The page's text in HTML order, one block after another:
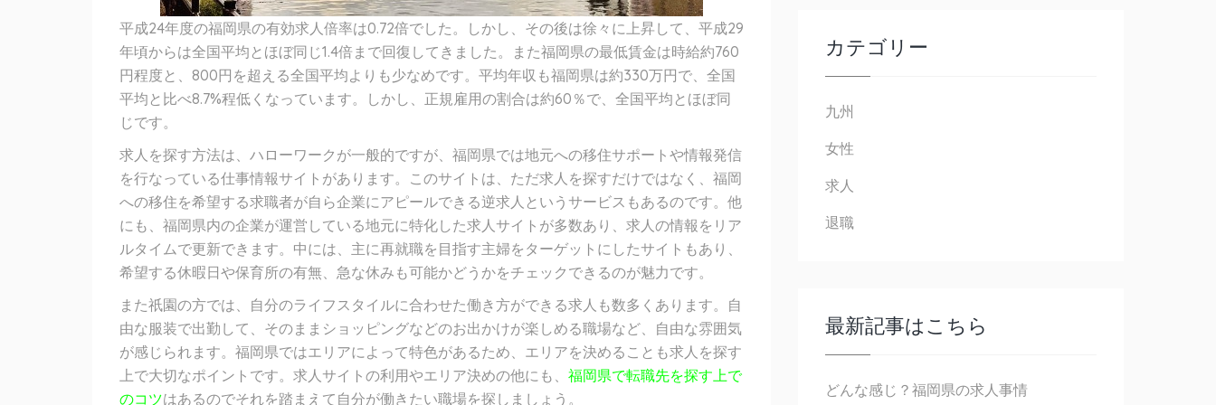
平成24年度の福岡県の有効求人倍率は0.72倍でした。しかし、その後は徐々に上昇して、平成29
年頃からは全国平均とほぼ同じ1.4倍まで回復してきました。また福岡県の最低賃金は時給約760
円程度と、800円を超える全国平均よりも少なめです。平均年収も福岡県は約330万円で、全国
平均と比べ8.7%程低くなっています。しかし、正規雇用の割合は約60％で、全国平均とほぼ同
じです。
求人を探す方法は、ハローワークが一般的ですが、福岡県では地元への移住サポートや情報発信
を行なっている仕事情報サイトがあります。このサイトは、ただ求人を探すだけではなく、福岡
への移住を希望する求職者が自ら企業にアピールできる逆求人というサービスもあるのです。他
にも、福岡県内の企業が運営している地元に特化した求人サイトが多数あり、求人の情報をリア
ルタイムで更新できます。中には、主に再就職を目指す主婦をターゲットにしたサイトもあり、
希望する休暇日や保育所の有無、急な休みも可能かどうかをチェックできるのが魅力です。
また祇園の方では、自分のライフスタイルに合わせた働き方ができる求人も数多くあります。自
由な服装で出勤して、そのままショッピングなどのお出かけが楽しめる職場など、自由な雰囲気
が感じられます。福岡県ではエリアによって特色があるため、エリアを決めることも求人を探す
上で大切なポイントです。求人サイトの利用やエリア決めの他にも、 福岡県で転職先を探す上で
のコツはあるのでそれを踏まえて自分が働きたい職場を探しましょう。
カテゴリー
九州
女性
求人
退職
最新記事はこちら
どんな感じ？福岡県の求人事情